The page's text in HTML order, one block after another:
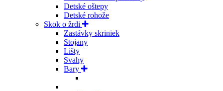
Detské oštepy
Detské rohože
Skok o žrdi
Zastávky skriniek
Stojany
Lišty
Svahy
Bary